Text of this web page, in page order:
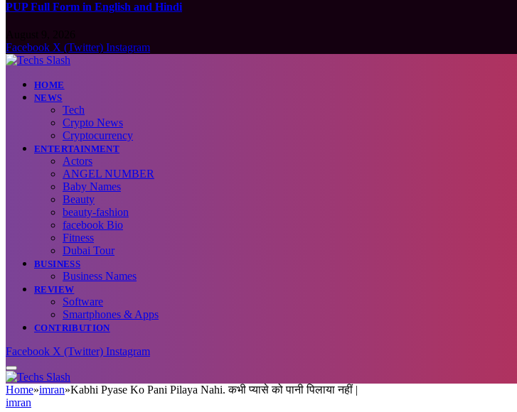
PUP Full Form in English and Hindi
Facebook X (Twitter) Instagram
HOME
NEWS
Tech
Crypto News
Cryptocurrency
ENTERTAINMENT
Actors
ANGEL NUMBER
Baby Names
Beauty
beauty-fashion
facebook Bio
Fitness
Dubai Tour
BUSINESS
Business Names
REVIEW
Software
Smartphones & Apps
CONTRIBUTION
Facebook X (Twitter) Instagram
Home»imran»Kabhi Pyase Ko Pani Pilaya Nahi. कभी प्यासे को पानी पिलाया नहीं |
imran